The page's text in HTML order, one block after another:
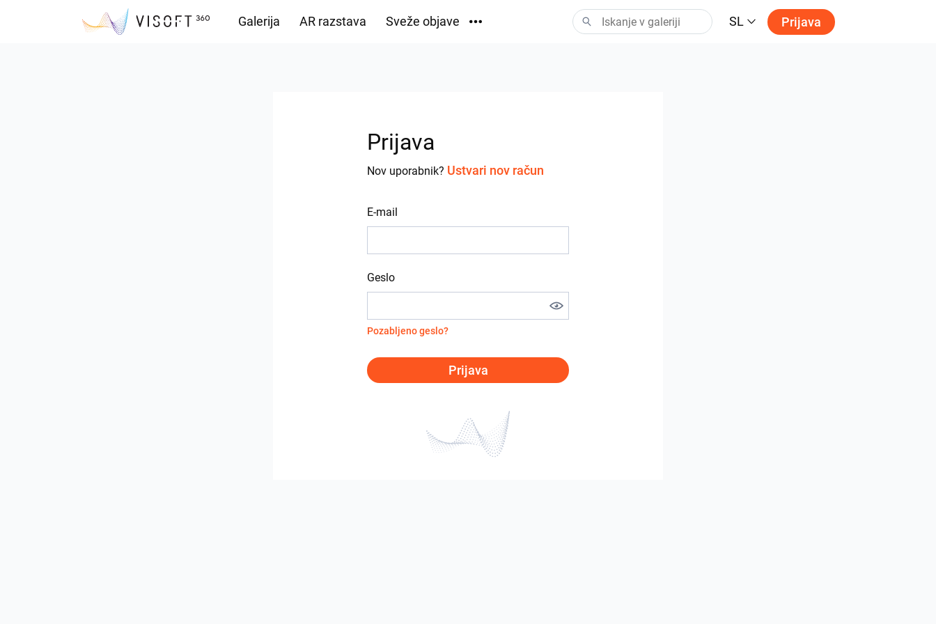
Galerija AR razstava Sveže objave SL Prijava
Prijava
Nov uporabnik? Ustvari nov račun
E-mail
Geslo
Pozabljeno geslo?
Prijava